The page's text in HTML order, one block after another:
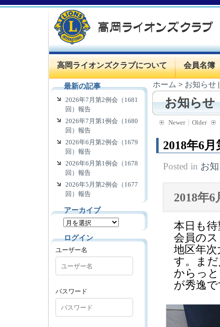
高岡ライオンズクラブについて 会員名簿
ホーム > お知らせ
お知らせ
Newer Older
2018年6
Posted in お
2018年6
本日も
会員の
地区年
す。ま
からっ
が秀逸
最新の記事
2026年7月第2例会（1681
回）報告
2026年7月第1例会（1680
回）報告
2026年6月第2例会（1679
回）報告
2026年6月第1例会（1678
回）報告
2026年5月第2例会（1677
回）報告
アーカイブ
ログイン
ユーザー名
パスワード